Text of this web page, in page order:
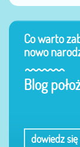
Co warto
nowo
Blog
dowiedz